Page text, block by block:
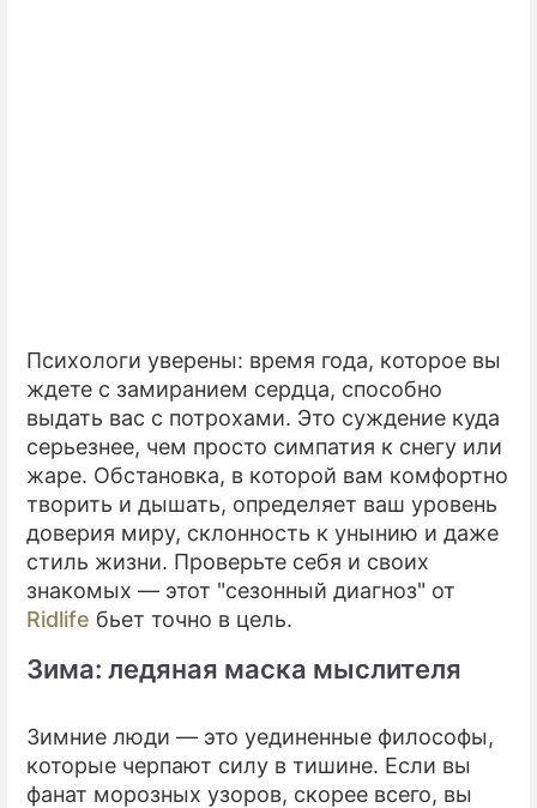
Психологи уверены: время года, которое вы
ждете с замиранием сердца, способно
выдать вас с потрохами. Это суждение куда
серьезнее, чем просто симпатия к снегу или
жаре. Обстановка, в которой вам комфортно
творить и дышать, определяет ваш уровень
доверия миру, склонность к унынию и даже
стиль жизни. Проверьте себя и своих
знакомых — этот "сезонный диагноз" от
Ridlife бьет точно в цель.
Зима: ледяная маска мыслителя
Зимние люди — это уединенные философы,
которые черпают силу в тишине. Если вы
фанат морозных узоров, скорее всего, вы